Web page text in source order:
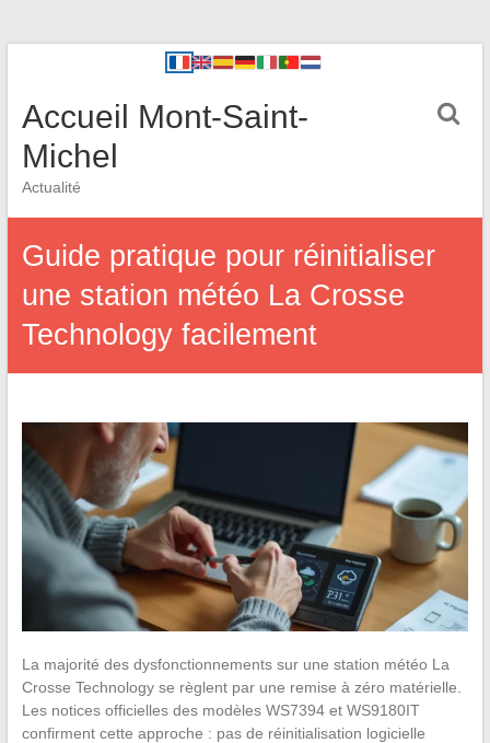
Accueil Mont-Saint-
Michel
Actualité
Guide pratique pour réinitialiser
une station météo La Crosse
Technology facilement
La majorité des dysfonctionnements sur une station météo La
Crosse Technology se règlent par une remise à zéro matérielle.
Les notices officielles des modèles WS7394 et WS9180IT
confirment cette approche : pas de réinitialisation logicielle